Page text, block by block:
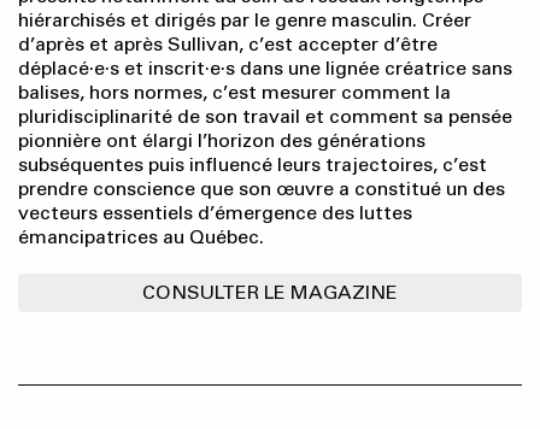
hiérarchisés et dirigés par le genre masculin. Créer
d’après et après Sullivan, c’est accepter d’être
déplacé·e·s et inscrit·e·s dans une lignée créatrice sans
balises, hors normes, c’est mesurer comment la
pluridisciplinarité de son travail et comment sa pensée
pionnière ont élargi l’horizon des générations
subséquentes puis influencé leurs trajectoires, c’est
prendre conscience que son œuvre a constitué un des
vecteurs essentiels d’émergence des luttes
émancipatrices au Québec.
CONSULTER LE MAGAZINE